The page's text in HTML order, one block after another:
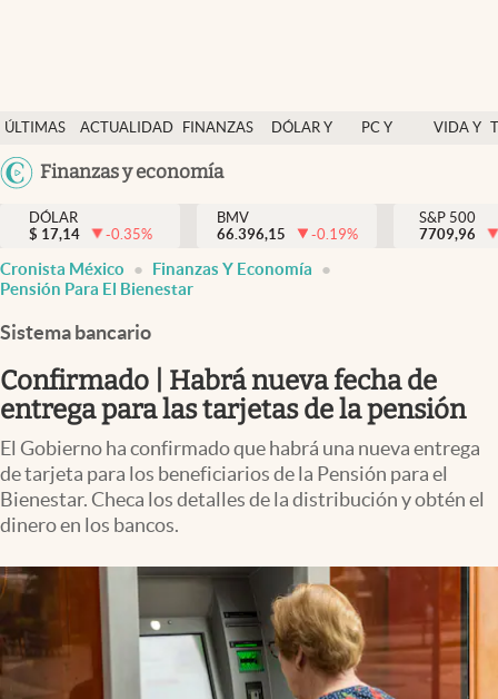
ÚLTIMAS
NOTICIAS
ACTUALIDAD
FINANZAS
DÓLAR Y
PC Y
VIDA Y
México
Finanzas y economía
Actualidad
Finanzas y economía
Dólar y mercados
Opinión
Brand Strategy
Pc y celular
Vida y estilo
Tv
Clima
Mediakit
abre en nueva pestaña
DÓLAR
$ 17,14 -0.35%
BMV
66.396,15
-0.19%
S&P 500
7709,96
Cronista México
Finanzas Y Economía
Pensión Para El Bienestar
Sistema bancario
Confirmado | Habrá nueva fecha de
entrega para las tarjetas de la pensión
El Gobierno ha confirmado que habrá una nueva entrega
de tarjeta para los beneficiarios de la Pensión para el
Bienestar. Checa los detalles de la distribución y obtén el
dinero en los bancos.